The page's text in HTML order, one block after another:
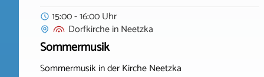
15:00 - 16:00 Uhr
DorfkircheinNeetzka
Sommermusik
Sommermusik in der Kirche Neetzka